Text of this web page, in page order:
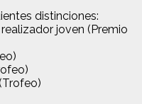
distinciones:
joven (Premio